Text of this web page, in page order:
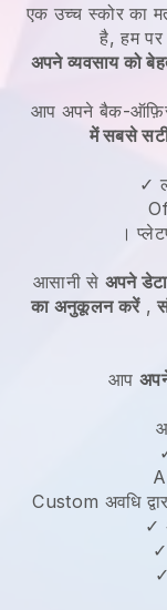
एक उच्च स्कोर का
है, हम पर
अपने व्यवसाय को
आप अपने बैक-
में सबसे
✓
।
आसानी से अपने
का अनुकूलन करें,
आप
Custom अवधि
✓